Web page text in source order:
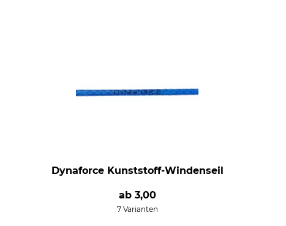
Dynaforce Kunststoff-Windenseil
ab 3,00
7 Varianten